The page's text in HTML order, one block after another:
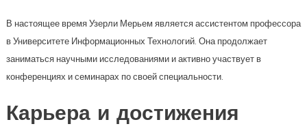
В настоящее время Узерли Мерьем является ассистентом профессора
в Университете Информационных Технологий. Она продолжает
заниматься научными исследованиями и активно участвует в
конференциях и семинарах по своей специальности.
Карьера и достижения